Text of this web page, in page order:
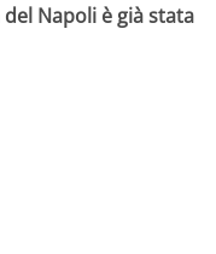
Napoli è già stata